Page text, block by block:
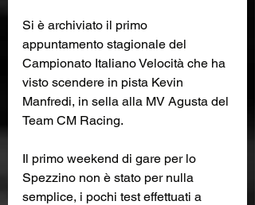
Si è archiviato il primo
appuntamento stagionale del
Campionato Italiano Velocità che ha
visto scendere in pista Kevin
Manfredi, in sella alla MV Agusta del
Team CM Racing.
Il primo weekend di gare per lo
Spezzino non è stato per nulla
semplice, i pochi test effettuati a